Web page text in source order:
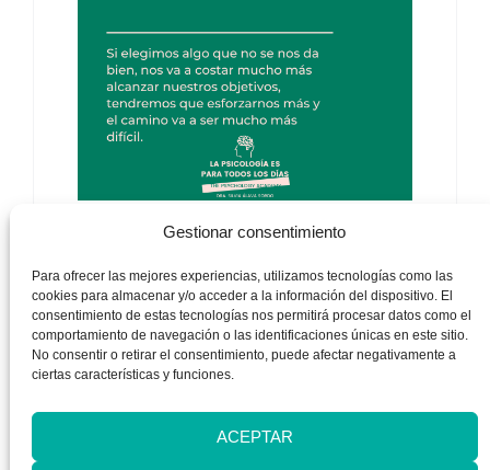
Gestionar consentimiento
Para ofrecer las mejores experiencias, utilizamos tecnologías como las
cookies para almacenar y/o acceder a la información del dispositivo. El
consentimiento de estas tecnologías nos permitirá procesar datos como el
comportamiento de navegación o las identificaciones únicas en este sitio.
No consentir o retirar el consentimiento, puede afectar negativamente a
ciertas características y funciones.
ACEPTAR